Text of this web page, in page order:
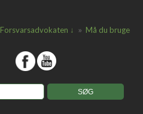
Forsvarsadvokaten ↓ » Må du bruge
​